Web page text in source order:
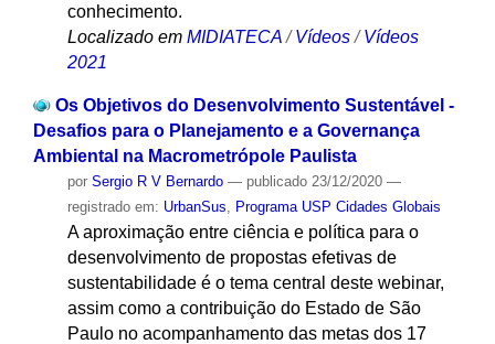
conhecimento.
Localizado em MIDIATECA /Vídeos /Vídeos
2021
Os Objetivos do Desenvolvimento Sustentável -
Desafios para o Planejamento e a Governança
Ambiental na Macrometrópole Paulista
por Sergio R V Bernardo — publicado23/12/2020 —
registrado em: UrbanSus Programa USP Cidades Globais
A aproximação entre ciência e política para o
desenvolvimento de propostas efetivas de
sustentabilidade é o tema central deste webinar,
assim como a contribuição do Estado de São
Paulo no acompanhamento das metas dos 17